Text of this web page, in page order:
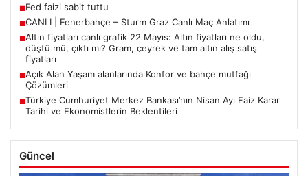
■Fed faizi sabit tuttu
■CANLI | Fenerbahçe – Sturm Graz Canlı Maç Anlatımı
■Altın fiyatları canlı grafik 22 Mayıs: Altın fiyatları ne oldu,
düştü mü, çıktı mı? Gram, çeyrek ve tam altın alış satış
fiyatları
■Açık Alan Yaşam alanlarında Konfor ve bahçe mutfağı
Çözümleri
■Türkiye Cumhuriyet Merkez Bankası’nın Nisan Ayı Faiz Karar
Tarihi ve Ekonomistlerin Beklentileri
Güncel